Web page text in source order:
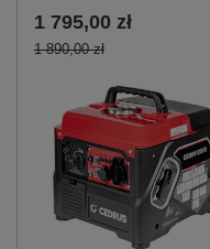
1 795,00 zł
1 890,00 zł